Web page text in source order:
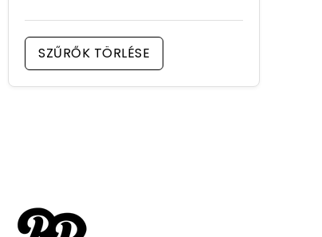
SZŰRŐK TÖRLÉSE